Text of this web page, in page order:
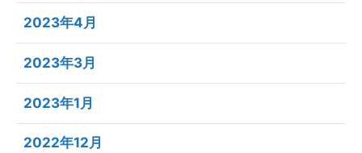
2023年4月
2023年3月
2023年1月
2022年12月